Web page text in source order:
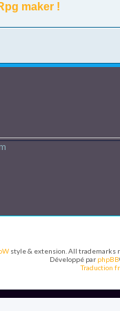
maker !
style & extension. All trademarks
Développé par phpBB
Traduction